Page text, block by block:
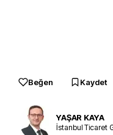
Beğen Kaydet
YAŞAR KAYA
İstanbul Ticaret